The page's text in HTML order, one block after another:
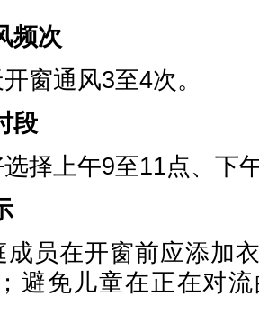
频次
窗通风3至4次。
段
择上午9至11点、下
成员在开窗前应添加
避免儿童在正在对